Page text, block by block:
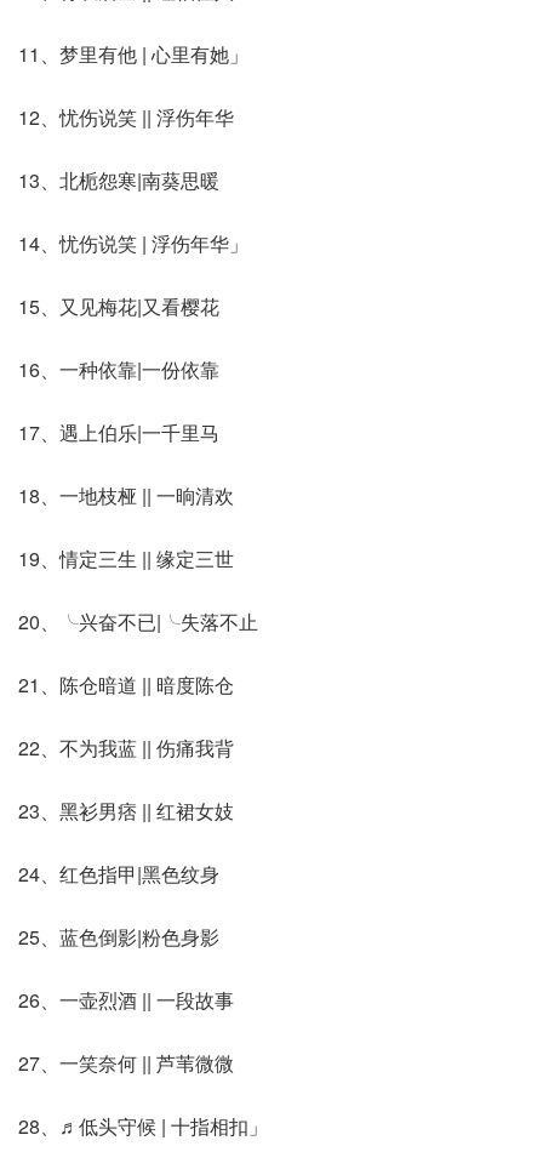
11、梦里有他 | 心里有她」
12、忧伤说笑 || 浮伤年华
13、北栀怨寒|南葵思暖
14、忧伤说笑 | 浮伤年华」
15、又见梅花|又看樱花
16、一种依靠|一份依靠
17、遇上伯乐|一千里马
18、一地枝桠 || 一晌清欢
19、情定三生 || 缘定三世
20、╰兴奋不已|╰失落不止
21、陈仓暗道 || 暗度陈仓
22、不为我蓝 || 伤痛我背
23、黑衫男痞 || 红裙女妓
24、红色指甲|黑色纹身
25、蓝色倒影|粉色身影
26、一壶烈酒 || 一段故事
27、一笑奈何 || 芦苇微微
28、♬低头守候 | 十指相扣」